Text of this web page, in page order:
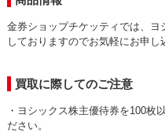
金券ショップチケッティでは、ヨ
しておりますのでお気軽にお申し
買取に際してのご注意
・ヨシックス株主優待券を100枚
ださい。